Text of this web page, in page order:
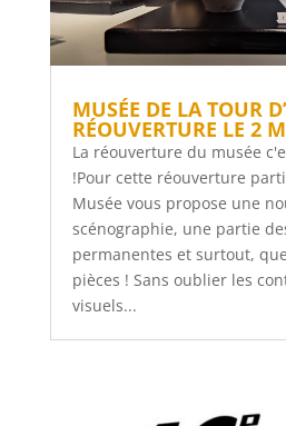
MUSÉE DE LA TOUR
RÉOUVERTURE LE 2
La réouverture du musée
!Pour cette réouverture
Musée vous propose une
scénographie, une partie
permanentes et surtout,
pièces ! Sans oublier les
visuels...